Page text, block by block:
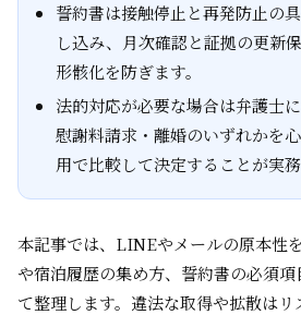
誓約書は接触停止と再発防止の
し込み、月次確認と証拠の更新
形骸化を防ぎます。
法的対応が必要な場合は弁護士
慰謝料請求・離婚のいずれかを
用で比較して決定することが実務
本記事では、LINEやメールの原本性
や宿泊履歴の集め方、誓約書の必須
て整理します。違法な取得や拡散は